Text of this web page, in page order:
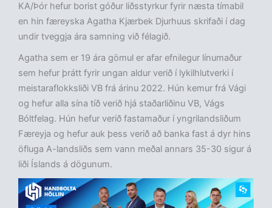
KA/Þór hefur borist góður liðsstyrkur fyrir næsta tímabil
en hin færeyska Agatha Kjærbek Djurhuus skrifaði í dag
undir tveggja ára samning við félagið.
Agatha sem er 19 ára gömul er afar efnilegur línumaður
sem hefur þrátt fyrir ungan aldur verið í lykilhlutverki í
meistaraflokksliði VB frá árinu 2022. Hún kemur frá Vági
og hefur alla sína tíð verið hjá staðarliðinu VB, Vágs
Bóltfelag. Hún hefur verið fastamaður í yngrilandsliðum
Færeyja og hefur auk þess verið að banka fast á dyr hins
öfluga A-landsliðs sem vann meðal annars 35-30 sigur á
liði Íslands á dögunum.